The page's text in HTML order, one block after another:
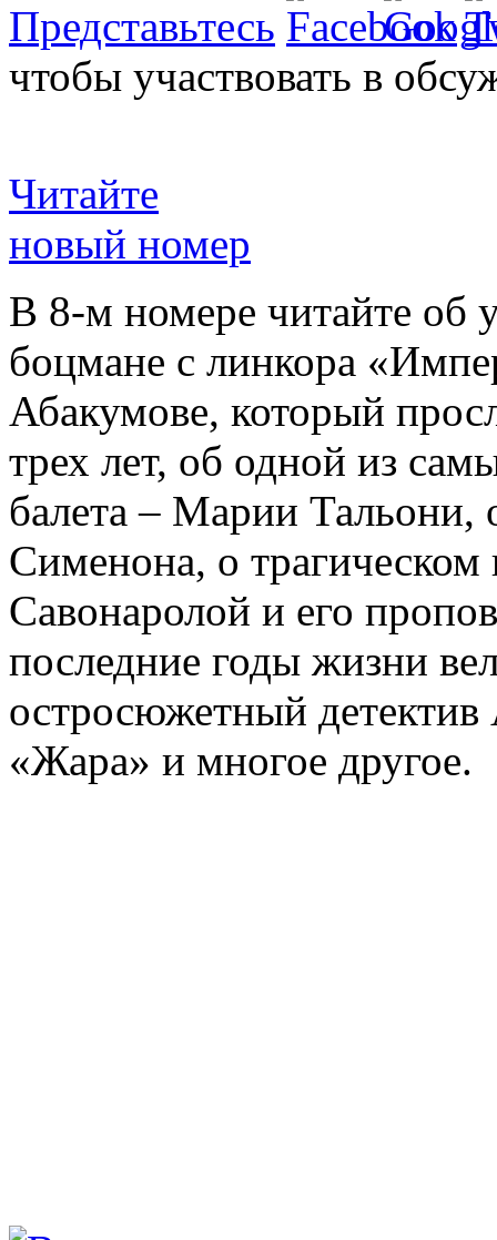
Представьтесь
чтобы участвовать в
Читайте
новый номер
В 8-м номере читайте об
боцмане с линкора
Абакумове, который
трех лет, об одной из
балета – Марии
Сименона, о трагическом
Савонаролой и его
последние годы жизни
остросюжетный детектив
«Жара» и многое другое.